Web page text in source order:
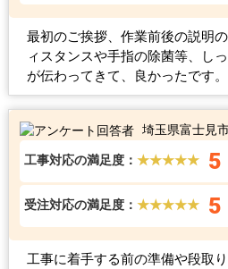
最初のご挨拶、作業前後の説明
ィスタンスや手指の除菌等、し
が伝わってきて、良かったです。
埼玉県富士見
工事対応の満足度： ★★★★★ 5
受注対応の満足度： ★★★★★ 5
工事に着手する前の準備や段取